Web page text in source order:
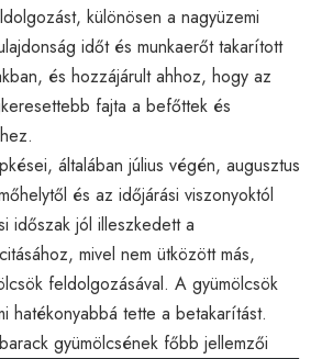
különösen a nagyüzemi
időt és munkaerőt takarított
és hozzájárult ahhoz, hogy az
fajta a befőttek és
általában július végén, augusztus
és az időjárási viszonyoktól
időszak jól illeszkedett a
mivel nem ütközött más,
feldolgozásával. A gyümölcsök
hatékonyabbá tette a betakarítást.
gyümölcsének főbb jellemzői